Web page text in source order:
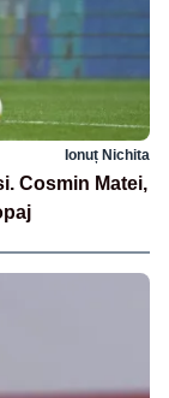
Ionuț Nichita
Cosmin Matei,